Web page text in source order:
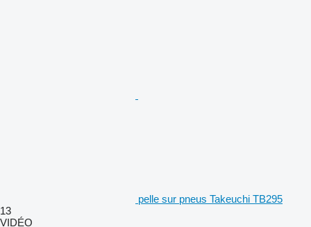
pelle sur pneus Takeuchi TB295
13
VIDÉO